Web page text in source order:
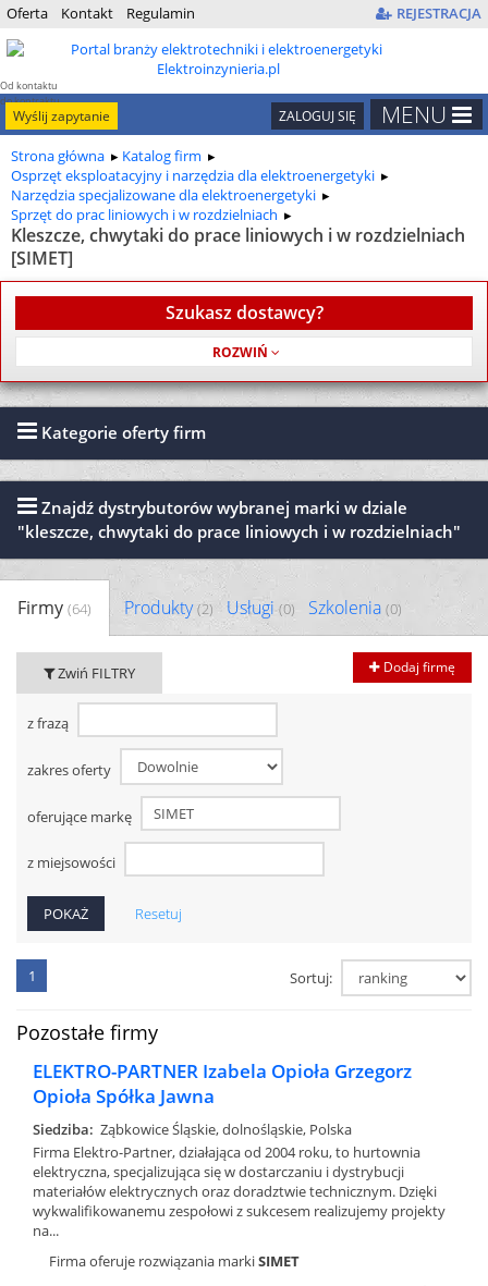
Oferta Kontakt Regulamin REJESTRACJA
Od kontaktu
do kontraktu
MENU
ZALOGUJ SIĘ
Wyślij zapytanie
Strona główna
Katalog firm
Osprzęt eksploatacyjny i narzędzia dla elektroenergetyki
Narzędzia specjalizowane dla elektroenergetyki
Sprzęt do prac liniowych i w rozdzielniach
Kleszcze, chwytaki do prace liniowych i w rozdzielniach
[SIMET]
Firmy (64) Produkty(2) Usługi(0) Szkolenia (0)
Dodaj firmę
Zwiń FILTRY
z frazą
zakres oferty
oferujące markę
z miejsowości
Resetuj
1 Sortuj:
Pozostałe firmy
ELEKTRO-PARTNER Izabela Opioła Grzegorz
Opioła Spółka Jawna
Siedziba: Ząbkowice Śląskie, dolnośląskie, Polska
Firma Elektro-Partner, działająca od 2004 roku, to hurtownia
elektryczna, specjalizująca się w dostarczaniu i dystrybucji
materiałów elektrycznych oraz doradztwie technicznym. Dzięki
wykwalifikowanemu zespołowi z sukcesem realizujemy projekty
na...
Firma oferuje rozwiązania markiSIMET
Kategorie oferty firm
Znajdź dystrybutorów wybranej marki w dziale
"kleszcze, chwytaki do prace liniowych i w rozdzielniach"
Szukasz dostawcy?
Usługa jest bezpłatna